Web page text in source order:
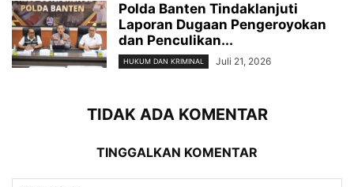
Polda Banten Tindaklanjuti
Laporan Dugaan Pengeroyokan
dan Penculikan...
HUKUM DAN KRIMINAL Juli 21, 2026
TIDAK ADA KOMENTAR
TINGGALKAN KOMENTAR